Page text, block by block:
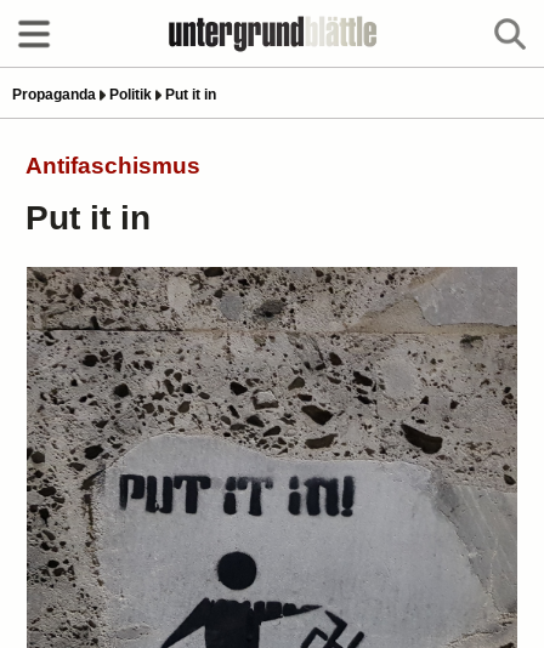
Propaganda Politik Put it in
Antifaschismus
Put it in